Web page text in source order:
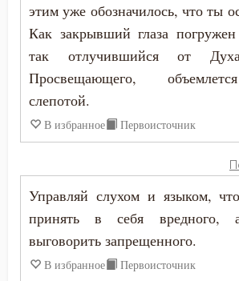
Глаза
Гнев
Гнев Божий
Гордость
Гость
Грех
этим уже обозначилось, что ты
Как закрывший глаза
так отлучившийся от
Просвещающего,
слепотой.
В избранное Первоисточник
Управляй слухом и языком,
принять в себя вредного,
выговорить запрещенного.
В избранное Первоисточник